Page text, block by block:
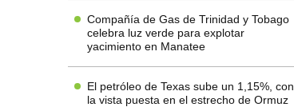
Compañía de Gas de Trinidad y Tobago
celebra luz verde para explotar
yacimiento en Manatee
El petróleo de Texas sube un 1,15%, con
la vista puesta en el estrecho de Ormuz